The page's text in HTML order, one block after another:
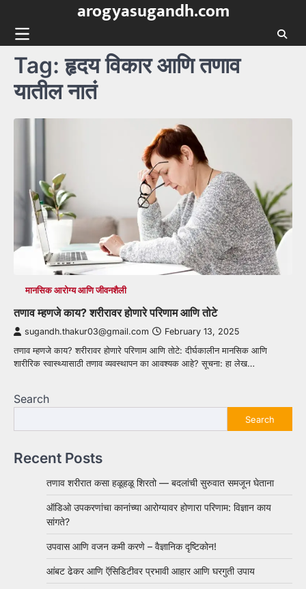
content
arogyasugandh.com
Tag:हृदय विकार आणि तणाव
यातील नातं
मानसिक आरोग्य आणि जीवनशैली
तणाव म्हणजे काय? शरीरावर होणारे परिणाम आणि तोटे
sugandh.thakur03@gmail.com February 13, 2025
तणाव म्हणजे काय? शरीरावर होणारे परिणाम आणि तोटे: दीर्घकालीन मानसिक आणि
शारीरिक स्वास्थ्यासाठी तणाव व्यवस्थापन का आवश्यक आहे? सूचना: हा लेख…
Search
Search
Recent Posts
तणाव शरीरात कसा हळूहळू शिरतो — बदलांची सुरुवात समजून घेताना
ऑडिओ उपकरणांचा कानांच्या आरोग्यावर होणारा परिणाम: विज्ञान काय
सांगते?
उपवास आणि वजन कमी करणे – वैज्ञानिक दृष्टिकोन!
आंबट ढेकर आणि ऍसिडिटीवर प्रभावी आहार आणि घरगुती उपाय